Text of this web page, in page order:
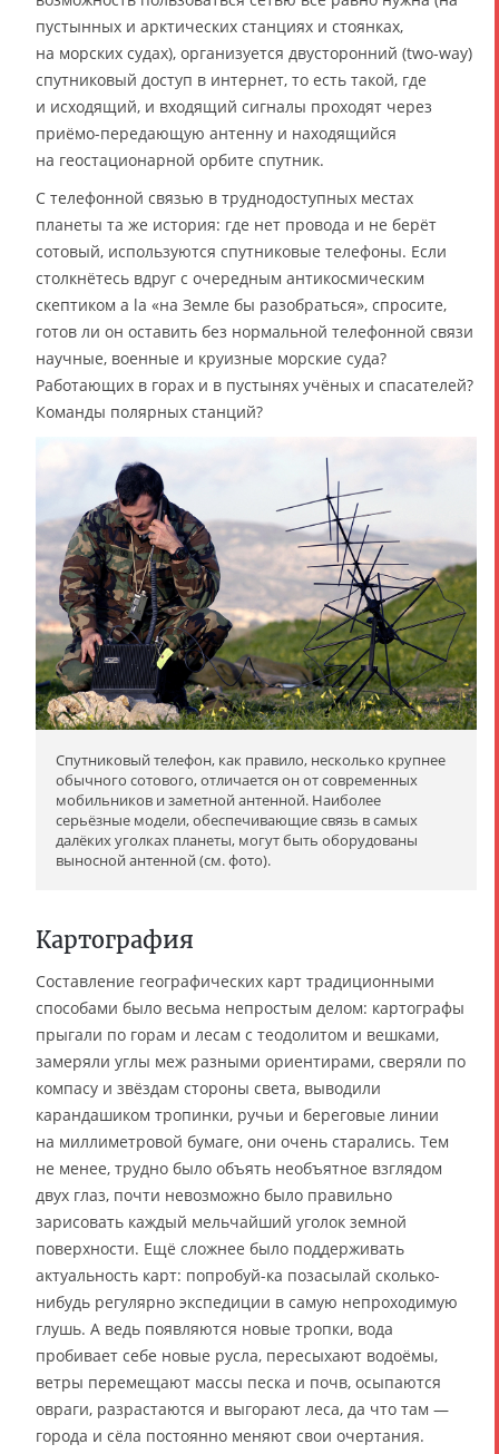
пустынных и арктических станциях и стоянках,
на морских судах), организуется двусторонний (two-way)
спутниковый доступ в интернет, то есть такой, где
и исходящий, и входящий сигналы проходят через
приёмо-передающую антенну и находящийся
на геостационарной орбите спутник.
С телефонной связью в труднодоступных местах
планеты та же история: где нет провода и не берёт
сотовый, используются спутниковые телефоны. Если
столкнётесь вдруг с очередным антикосмическим
скептиком a la «на Земле бы разобраться», спросите,
готов ли он оставить без нормальной телефонной связи
научные, военные и круизные морские суда?
Работающих в горах и в пустынях учёных и спасателей?
Команды полярных станций?
Спутниковый телефон, как правило, несколько крупнее
обычного сотового, отличается он от современных
мобильников и заметной антенной. Наиболее
серьёзные модели, обеспечивающие связь в самых
далёких уголках планеты, могут быть оборудованы
выносной антенной (см. фото).
Картография
Составление географических карт традиционными
способами было весьма непростым делом: картографы
прыгали по горам и лесам с теодолитом и вешками,
замеряли углы меж разными ориентирами, сверяли по
компасу и звёздам стороны света, выводили
карандашиком тропинки, ручьи и береговые линии
на миллиметровой бумаге, они очень старались. Тем
не менее, трудно было объять необъятное взглядом
двух глаз, почти невозможно было правильно
зарисовать каждый мельчайший уголок земной
поверхности. Ещё сложнее было поддерживать
актуальность карт: попробуй-ка позасылай сколько-
нибудь регулярно экспедиции в самую непроходимую
глушь. А ведь появляются новые тропки, вода
пробивает себе новые русла, пересыхают водоёмы,
ветры перемещают массы песка и почв, осыпаются
овраги, разрастаются и выгорают леса, да что там —
города и сёла постоянно меняют свои очертания.